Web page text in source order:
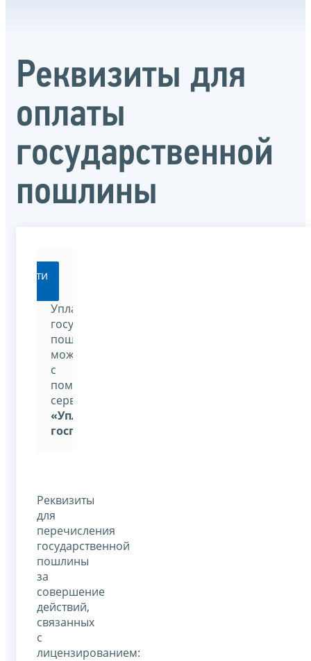
Реквизиты для
оплаты
государственной
пошлины
Перейти
Уплатить
государственную
пошлину
можно
с
помощью
сервиса
«Уплата
госпошлины»
Реквизиты
для
перечисления
государственной
пошлины
за
совершение
действий,
связанных
с
лицензированием: